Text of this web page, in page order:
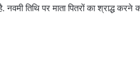
तिथि पर माता पितरों का श्राद्ध करने